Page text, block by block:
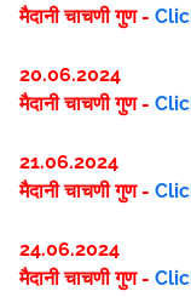
मैदानी चाचणी गुण -
20.06.2024
मैदानी चाचणी गुण -
21.06.2024
मैदानी चाचणी गुण -
24.06.2024
मैदानी चाचणी गुण -